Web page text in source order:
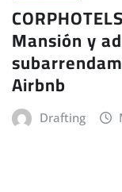
Mansión y
Airbnb
Drafting